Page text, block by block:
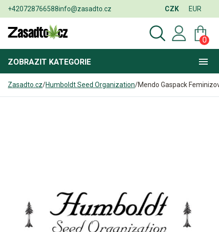
+420728766588info@zasadto.cz CZK EUR
0
ZOBRAZIT KATEGORIE
Zasadto.cz/Humboldt Seed Organization/Mendo Gaspack